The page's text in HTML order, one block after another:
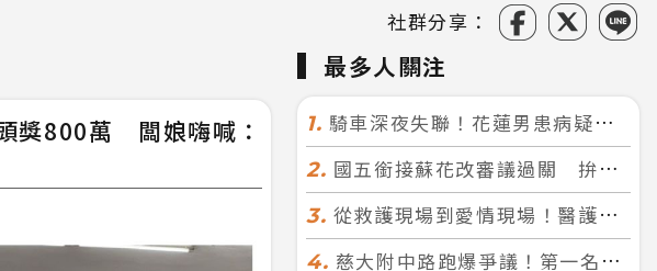
社群分享：
獎800萬 闆娘嗨喊：
最多人關注
1. 騎車深夜失聯！花蓮男患病疑迷途 警徒步百米急尋救回一命
2. 國五銜接蘇花改審議過關 拚明年七月前開工！台北花蓮2小時生活圈成形
3. 從救護現場到愛情現場！醫護×消防浪漫聯誼 32人配對成功5對
4. 慈大附中路跑爆爭議！第一名遭拔又改並列 家長怒：難以接受